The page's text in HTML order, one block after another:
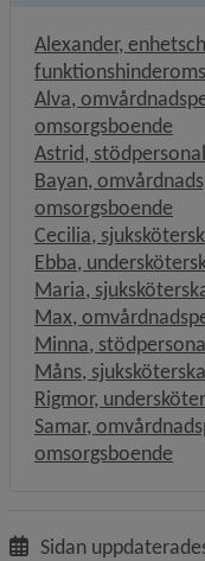
Alexander,
Alva,
omsorgsboende
Astrid,
Bayan,
omsorgsboende
Cecilia,
Ebba,
Maria,
Max,
Minna,
Måns,
Rigmor,
Samar,
omsorgsboende
Sidan